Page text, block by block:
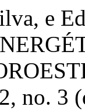
e
no. 3